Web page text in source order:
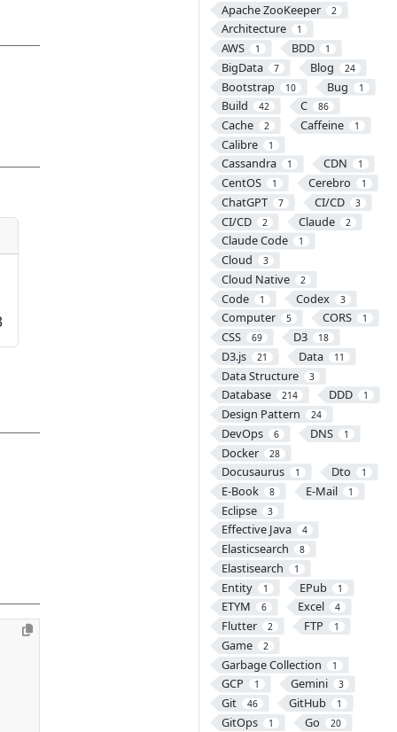
Apache ZooKeeper 2
Architecture 1
AWS 1 BDD 1
BigData 7 Blog 24
Bootstrap 10 Bug 1
Build 42 C 86
Cache 2 Caffeine 1
Calibre 1
Cassandra 1 CDN 1
CentOS 1 Cerebro 1
ChatGPT 7 CI/CD 3
CI/CD 2 Claude 2
Claude Code 1
Cloud 3
Cloud Native 2
Code 1 Codex 3
Computer 5 CORS 1
CSS 69 D3 18
D3.js 21 Data 11
Data Structure 3
Database 214 DDD 1
Design Pattern 24
DevOps 6 DNS 1
Docker 28
Docusaurus 1 Dto 1
E-Book 8 E-Mail 1
Eclipse 3
Effective Java 4
Elasticsearch 8
Elastisearch 1
Entity 1 EPub 1
ETYM 6 Excel 4
Flutter 2 FTP 1
Game 2
Garbage Collection 1
GCP 1 Gemini 3
Git 46 GitHub 1
GitOps 1 Go 20